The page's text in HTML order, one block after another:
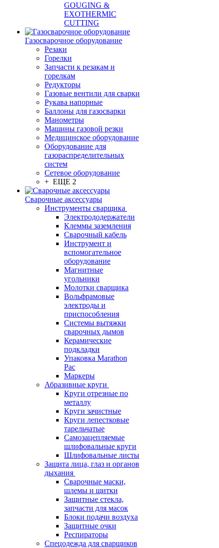
GOUGING &
EXOTHERMIC
CUTTING
Газосварочное оборудование
Резаки
Горелки
Запчасти к резакам и
горелкам
Редукторы
Газовые вентили для сварки
Рукава напорные
Баллоны для газосварки
Манометры
Машины газовой резки
Медицинское оборудование
Оборудование для
газораспределительных
систем
Сетевое оборудование
+ ЕЩЕ 2
Сварочные аксессуары
Инструменты сварщика
Электрододержатели
Клеммы заземления
Сварочный кабель
Инструмент и
вспомогательное
оборудование
Магнитные
угольники
Молотки сварщика
Вольфрамовые
электроды и
приспособления
Системы вытяжки
сварочных дымов
Керамические
подкладки
Упаковка Marathon
Pac
Маркеры
Абразивные круги
Круги отрезные по
металлу
Круги зачистные
Круги лепестковые
тарельчатые
Самозацепляемые
шлифовальные круги
Шлифовальные листы
Защита лица, глаз и органов
дыхания
Сварочные маски,
шлемы и щитки
Защитные стекла,
запчасти для масок
Блоки подачи воздуха
Защитные очки
Респираторы
Спецодежда для сварщиков